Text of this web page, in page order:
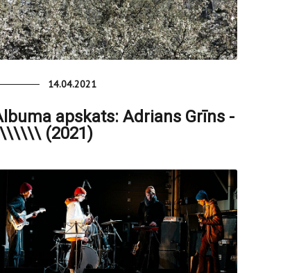
14.04.2021
apskats: Adrians Grīns -
(2021)